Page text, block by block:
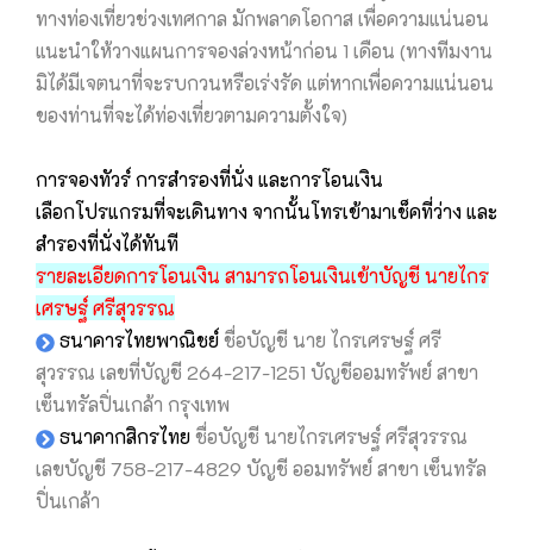
ทางท่องเที่ยวช่วงเทศกาล มักพลาดโอกาส เพื่อความแน่นอน
แนะนำให้วางแผนการจองล่วงหน้าก่อน 1 เดือน (ทางทีมงาน
มิได้มีเจตนาที่จะรบกวนหรือเร่งรัด แต่หากเพื่อความแน่นอน
ของท่านที่จะได้ท่องเที่ยวตามความตั้งใจ)
การจองทัวร์ การสำรองที่นั่ง และการโอนเงิน
เลือกโปรแกรมที่จะเดินทาง จากนั้นโทรเข้ามาเช็คที่ว่าง และ
สำรองที่นั่งได้ทันที
รายละเอียดการโอนเงิน สามารถโอนเงินเข้าบัญชี นายไกร
เศรษฐ์ ศรีสุวรรณ
ธนาคารไทยพาณิชย์ชื่อบัญชี นาย ไกรเศรษฐ์ ศรี
สุวรรณ เลขที่บัญชี 264-217-1251 บัญชีออมทรัพย์ สาขา
เซ็นทรัลปิ่นเกล้า กรุงเทพ
ธนาคากสิกรไทยชื่อบัญชี นายไกรเศรษฐ์ ศรีสุวรรณ
เลขบัญชี 758-217-4829 บัญชี ออมทรัพย์ สาขา เซ็นทรัล
ปิ่นเกล้า